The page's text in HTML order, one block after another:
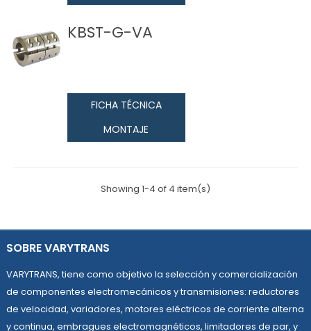
KBST-G-VA
FICHA TÉCNICA
MONTAJE
Showing 1-4 of 4 item(s)
SOBRE VARYTRANS
VARYTRANS, tiene como objetivo la selección y comercialización
de componentes electromecánicos y transmisiones: reductores
de velocidad, variadores, motores eléctricos de corriente alterna
y continua, embragues electromagnéticos, limitadores de par, y